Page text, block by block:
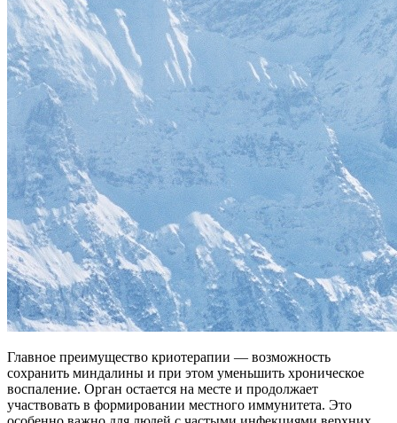
Главное преимущество криотерапии — возможность
сохранить миндалины и при этом уменьшить хроническое
воспаление. Орган остается на месте и продолжает
участвовать в формировании местного иммунитета. Это